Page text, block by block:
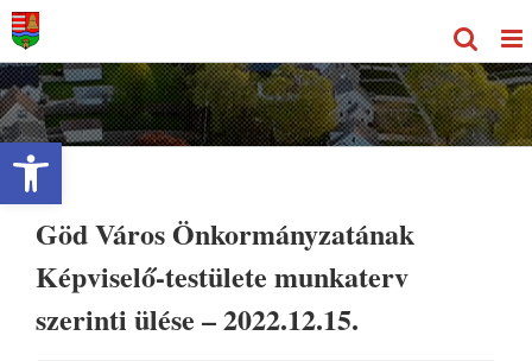
Eszköztár megnyitása
Kihagyás
Göd Város Önkormányzatának
Képviselő-testülete munkaterv
szerinti ülése – 2022.12.15.